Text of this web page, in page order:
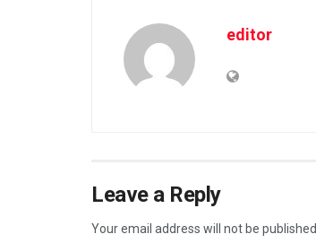
editor
Leave a Reply
Your email address will not be published.